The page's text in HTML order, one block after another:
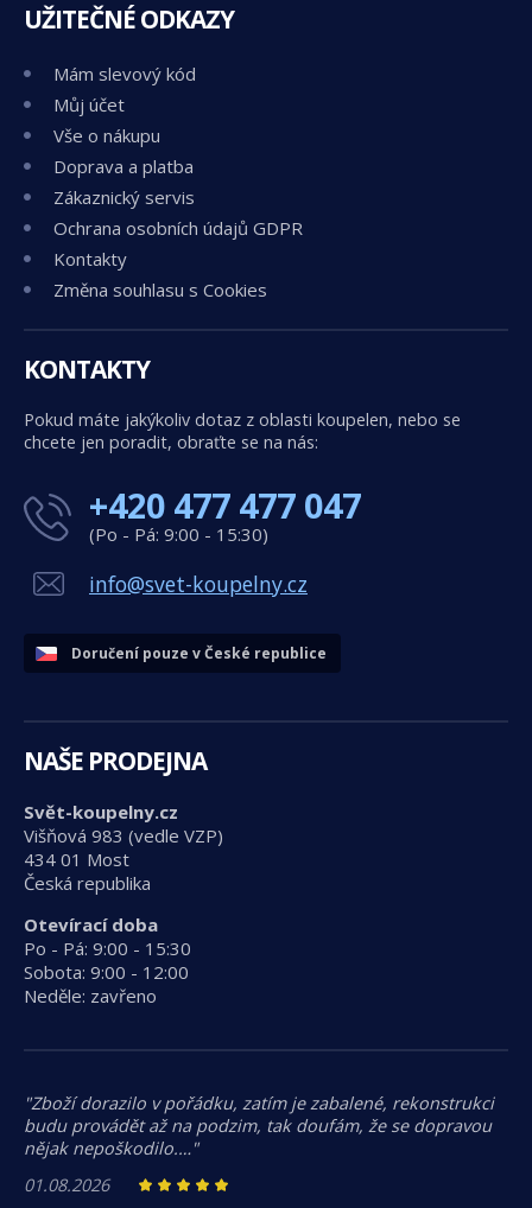
UŽITEČNÉ ODKAZY
Mám slevový kód
Můj účet
Vše o nákupu
Doprava a platba
Zákaznický servis
Ochrana osobních údajů GDPR
Kontakty
Změna souhlasu s Cookies
KONTAKTY
Pokud máte jakýkoliv dotaz z oblasti koupelen, nebo se
chcete jen poradit, obraťte se na nás:
+420 477 477 047
(Po - Pá: 9:00 - 15:30)
info@svet-koupelny.cz
Doručení pouze v České republice
NAŠE PRODEJNA
Svět-koupelny.cz
Višňová 983 (vedle VZP)
434 01 Most
Česká republika
Otevírací doba
Po - Pá: 9:00 - 15:30
Sobota: 9:00 - 12:00
Neděle: zavřeno
"Zboží dorazilo v pořádku, zatím je zabalené, rekonstrukci
budu provádět až na podzim, tak doufám, že se dopravou
nějak nepoškodilo.…"
01.08.2026